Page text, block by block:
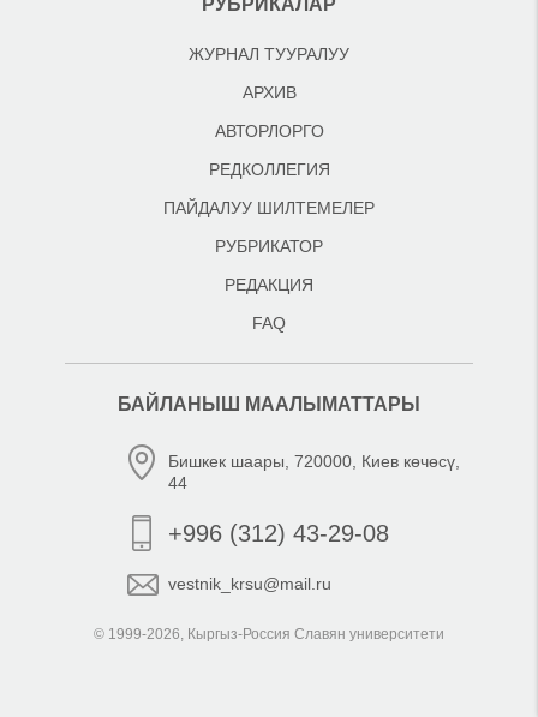
РУБРИКАЛАР
ЖУРНАЛ ТУУРАЛУУ
АРХИВ
АВТОРЛОРГО
РЕДКОЛЛЕГИЯ
ПАЙДАЛУУ ШИЛТЕМЕЛЕР
РУБРИКАТОР
РЕДАКЦИЯ
FAQ
БАЙЛАНЫШ МААЛЫМАТТАРЫ
Бишкек шаары, 720000, Киев көчөсү,
44
+996 (312) 43-29-08
vestnik_krsu@mail.ru
© 1999-2026, Кыргыз-Россия Славян университети